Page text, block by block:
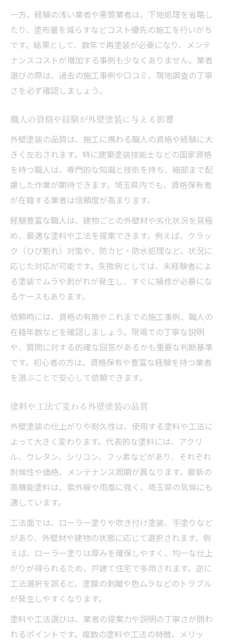
一方、経験の浅い業者や悪質業者は、下地処理を省略し
たり、塗布量を減らすなどコスト優先の施工を行いがち
です。結果として、数年で再塗装が必要になり、メンテ
ナンスコストが増加する事例も少なくありません。業者
選びの際は、過去の施工事例や口コミ、現地調査の丁寧
さを必ず確認しましょう。
職人の資格や経験が外壁塗装に与える影響
外壁塗装の品質は、施工に携わる職人の資格や経験に大
きく左右されます。特に建築塗装技能士などの国家資格
を持つ職人は、専門的な知識と技術を持ち、細部まで配
慮した作業が期待できます。埼玉県内でも、資格保有者
が在籍する業者は信頼度が高まります。
経験豊富な職人は、建物ごとの外壁材や劣化状況を見極
め、最適な塗料や工法を提案できます。例えば、クラッ
ク（ひび割れ）対策や、防カビ・防水処理など、状況に
応じた対応が可能です。失敗例としては、未経験者によ
る塗装でムラや剥がれが発生し、すぐに補修が必要にな
るケースもあります。
依頼時には、資格の有無やこれまでの施工事例、職人の
在籍年数などを確認しましょう。現場での丁寧な説明
や、質問に対する的確な回答があるかも重要な判断基準
です。初心者の方は、資格保有や豊富な経験を持つ業者
を選ぶことで安心して依頼できます。
塗料や工法で変わる外壁塗装の品質
外壁塗装の仕上がりや耐久性は、使用する塗料や工法に
よって大きく変わります。代表的な塗料には、アクリ
ル、ウレタン、シリコン、フッ素などがあり、それぞれ
耐候性や価格、メンテナンス周期が異なります。最新の
高機能塗料は、紫外線や雨風に強く、埼玉県の気候にも
適しています。
工法面では、ローラー塗りや吹き付け塗装、手塗りなど
があり、外壁材や建物の状態に応じて選択されます。例
えば、ローラー塗りは厚みを確保しやすく、均一な仕上
がりが得られるため、戸建て住宅で多用されます。逆に
工法選択を誤ると、塗膜の剥離や色ムラなどのトラブル
が発生しやすくなります。
塗料や工法選びは、業者の提案力や説明の丁寧さが問わ
れるポイントです。複数の塗料や工法の特徴、メリッ